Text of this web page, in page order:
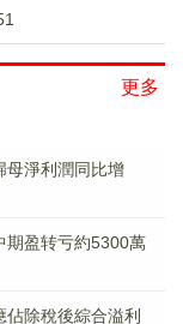
更多
母淨利潤同比增
期盈转亏約5300萬
除稅後綜合溢利